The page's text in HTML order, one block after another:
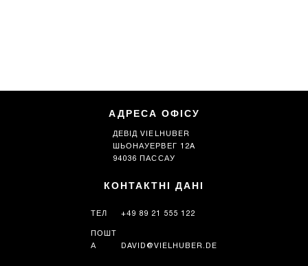
АДРЕСА ОФІСУ
ДЕВІД VIELHUBER
ШЬОНАУЕРВЕГ 12A
94036 ПАССАУ
КОНТАКТНІ ДАНІ
ТЕЛ +49 89 21 555 122
ПОШТ
А
DAVID@VIELHUBER.DE